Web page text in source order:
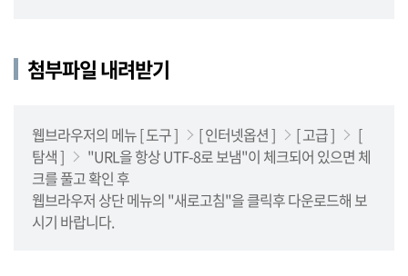
장
안
내
합
니
다.
첨부파일 내려받기
웹브라우저의 메뉴 [ 도구 ] [ 인터넷옵션 ] [ 고급 ]
[
탐색 ]
"URL을 항상 UTF-8로 보냄"이 체크되어 있으면 체
크를 풀고 확인 후
웹브라우저 상단 메뉴의 "새로고침"을 클릭후 다운로드해 보
시기 바랍니다.